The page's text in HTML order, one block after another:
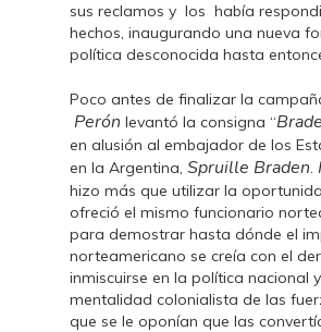
sus reclamos y los había
hechos, inaugurando una nueva
política desconocida hasta
Poco antes de finalizar la
Perón levantó la consigna “
en alusión al embajador de los
en la Argentina, Spruille Braden.
hizo más que utilizar la
ofreció el mismo funcionario
para demostrar hasta dónde el
norteamericano se creía con el
inmiscuirse en la política nacional
mentalidad colonialista de las
que se le oponían que las